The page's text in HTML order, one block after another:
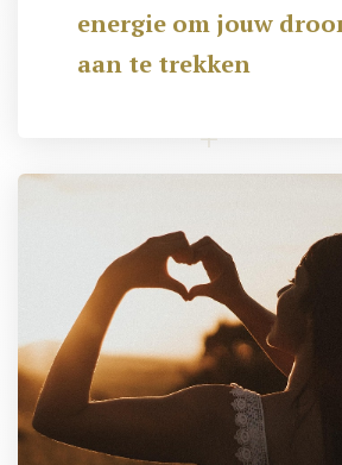
energie om jouw
aan te trekken